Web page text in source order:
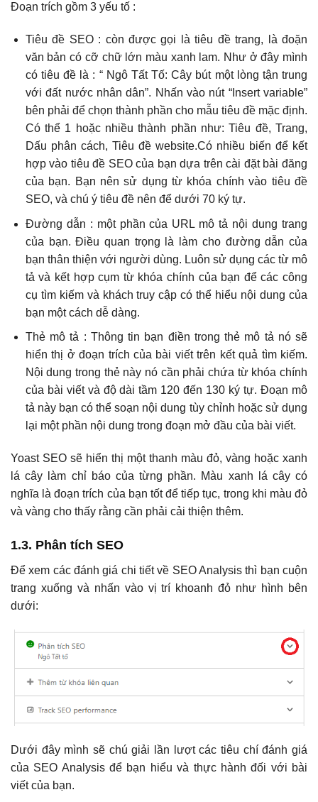
Đoạn trích gồm 3 yếu tố :
Tiêu đề SEO : còn được gọi là tiêu đề trang, là đoặn
văn bản có cỡ chữ lớn màu xanh lam. Như ở đây mình
có tiêu đề là : “ Ngô Tất Tố: Cây bút một lòng tận trung
với đất nước nhân dân”. Nhấn vào nút “Insert variable”
bên phải để chọn thành phần cho mẫu tiêu đề mặc định.
Có thể 1 hoặc nhiều thành phần như: Tiêu đề, Trang,
Dấu phân cách, Tiêu đề website.Có nhiều biến để kết
hợp vào tiêu đề SEO của bạn dựa trên cài đặt bài đăng
của bạn. Bạn nên sử dụng từ khóa chính vào tiêu đề
SEO, và chú ý tiêu đề nên để dưới 70 ký tự.
Đường dẫn : một phần của URL mô tả nội dung trang
của bạn. Điều quan trọng là làm cho đường dẫn của
bạn thân thiện với người dùng. Luôn sử dụng các từ mô
tả và kết hợp cụm từ khóa chính của bạn để các công
cụ tìm kiếm và khách truy cập có thể hiểu nội dung của
bạn một cách dễ dàng.
Thẻ mô tả : Thông tin bạn điền trong thẻ mô tả nó sẽ
hiển thị ở đoạn trích của bài viết trên kết quả tìm kiếm.
Nội dung trong thẻ này nó cần phải chứa từ khóa chính
của bài viết và độ dài tầm 120 đến 130 ký tự. Đoạn mô
tả này bạn có thể soạn nội dung tùy chỉnh hoặc sử dụng
lại một phần nội dung trong đoạn mở đầu của bài viết.
Yoast SEO sẽ hiển thị một thanh màu đỏ, vàng hoặc xanh
lá cây làm chỉ báo của từng phần. Màu xanh lá cây có
nghĩa là đoạn trích của bạn tốt để tiếp tục, trong khi màu đỏ
và vàng cho thấy rằng cần phải cải thiện thêm.
1.3. Phân tích SEO
Để xem các đánh giá chi tiết về SEO Analysis thì bạn cuộn
trang xuống và nhấn vào vị trí khoanh đỏ như hình bên
dưới:
Dưới đây mình sẽ chú giải lần lượt các tiêu chí đánh giá
của SEO Analysis để bạn hiểu và thực hành đối với bài
viết của bạn.